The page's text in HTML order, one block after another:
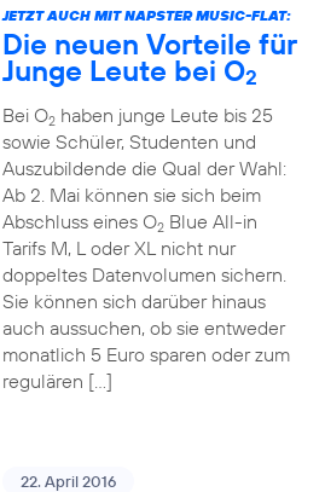
JETZT AUCH MIT NAPSTER MUSIC-FLAT:
Die neuen Vorteile für
Junge Leute bei O2
Bei O2haben junge Leute bis 25
sowie Schüler, Studenten und
Auszubildende die Qual der Wahl:
Ab 2. Mai können sie sich beim
Abschluss eines O2Blue All-in
Tarifs M, L oder XL nicht nur
doppeltes Datenvolumen sichern.
Sie können sich darüber hinaus
auch aussuchen, ob sie entweder
monatlich 5 Euro sparen oder zum
regulären […]
22. April 2016